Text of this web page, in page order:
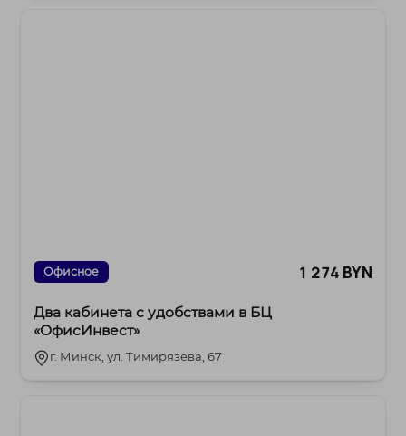
Офисное 1 274 BYN
Два кабинета с удобствами в БЦ
«ОфисИнвест»
г. Минск, ул. Тимирязева, 67